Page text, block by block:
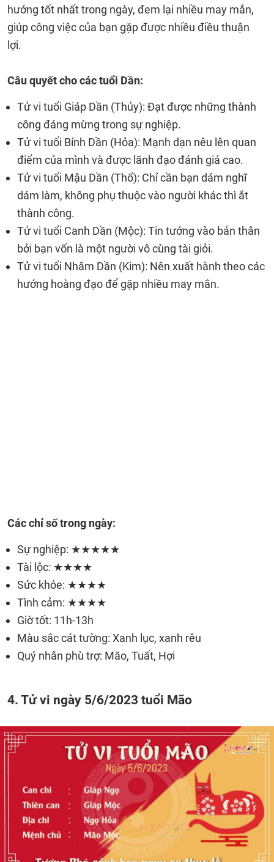
hướng tốt nhất trong ngày, đem lại nhiều may mắn,
giúp công việc của bạn gặp được nhiều điều thuận
lợi.
Câu quyết cho các tuổi Dần:
Tử vi tuổi Giáp Dần (Thủy): Đạt được những thành
công đáng mừng trong sự nghiệp.
Tử vi tuổi Bính Dần (Hỏa): Mạnh dạn nêu lên quan
điểm của mình và được lãnh đạo đánh giá cao.
Tử vi tuổi Mậu Dần (Thổ): Chỉ cần bạn dám nghĩ
dám làm, không phụ thuộc vào người khác thì ắt
thành công.
Tử vi tuổi Canh Dần (Mộc): Tin tưởng vào bản thân
bởi bạn vốn là một người vô cùng tài giỏi.
Tử vi tuổi Nhâm Dần (Kim): Nên xuất hành theo các
hướng hoàng đạo để gặp nhiều may mắn.
Các chỉ số trong ngày:
Sự nghiệp: ★★★★★
Tài lộc: ★★★★
Sức khỏe: ★★★★
Tình cảm: ★★★★
Giờ tốt: 11h-13h
Màu sắc cát tường: Xanh lục, xanh rêu
Quý nhân phù trợ: Mão, Tuất, Hợi
4. Tử vi ngày 5/6/2023 tuổi Mão